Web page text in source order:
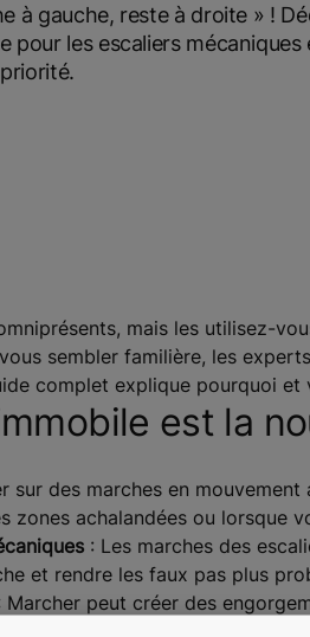
à gauche, reste à droite » !
pour les escaliers
mais les utilisez-
sembler familière, les
complet explique pourquoi
est la
sur des marches en
zones achalandées ou lorsque
: Les marches des
et rendre les faux pas plus
Marcher peut créer des
lorsque les